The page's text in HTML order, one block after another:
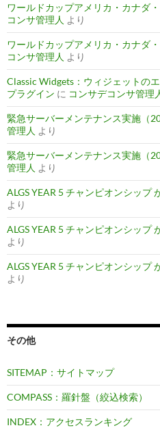
ワールドカップアメリカ・カナダ
コンサ管理人 より
ワールドカップアメリカ・カナダ
コンサ管理人 より
Classic Widgets：ウィジェットの
プラグイン に コンサデコンサ管理
緊急サーバーメンテナンス実施（
管理人 より
緊急サーバーメンテナンス実施（
管理人 より
ALGS YEAR 5 チャンピオンシップ
より
ALGS YEAR 5 チャンピオンシップ
より
ALGS YEAR 5 チャンピオンシップ
より
その他
SITEMAP：サイトマップ
COMPASS：羅針盤（絞込検索）
INDEX：アクセスランキング